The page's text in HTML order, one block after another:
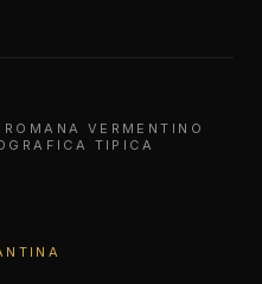
VERMENTINO
TIPICA